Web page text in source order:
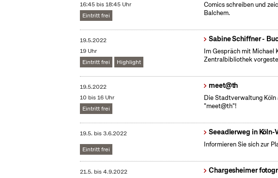
16:45 bis 18:45 Uhr
Eintritt frei
Comics schreiben und
Balchem.
19.5.2022
19 Uhr
Eintritt frei
Highlight
Sabine Schiffner -
Im Gespräch mit Michael
Zentralbibliothek
19.5.2022
10 bis 16 Uhr
Eintritt frei
meet@th
Die Stadtverwaltung Köln
"meet@th"!
19.5. bis3.6.2022
Eintritt frei
Seeadlerweg in Köln-
Informieren Sie sich zur
21.5. bis4.9.2022
Chargesheimer